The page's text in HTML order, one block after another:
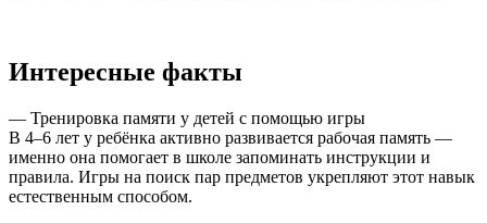
Интересные факты
— Тренировка памяти у детей с помощью игры
В 4–6 лет у ребёнка активно развивается рабочая память —
именно она помогает в школе запоминать инструкции и
правила. Игры на поиск пар предметов укрепляют этот навык
естественным способом.